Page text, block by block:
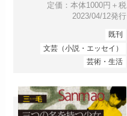
定価：本体1000円＋税
2023/04/12発行
既刊
文芸（小説・エッセイ）
芸術・生活